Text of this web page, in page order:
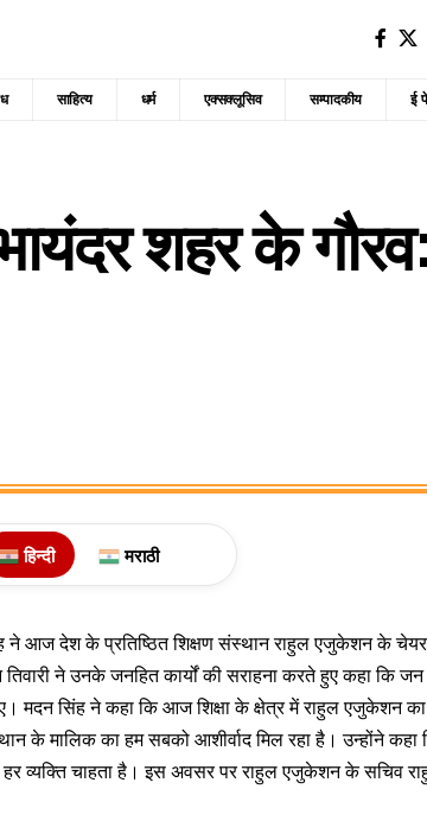
साहित्य धर्म एक्सक्लूसिव सम्पादकीय ई
शहर के
हिन्दी मराठी
ने आज देश के प्रतिष्ठित शिक्षण संस्थान राहुल एजुकेशन के
ने उनके जनहित कार्यों की सराहना करते हुए कहा कि जन
मदन सिंह ने कहा कि आज शिक्षा के क्षेत्र में राहुल एजुकेशन
के मालिक का हम सबको आशीर्वाद मिल रहा है। उन्होंने कहा
हर व्यक्ति चाहता है। इस अवसर पर राहुल एजुकेशन के सचिव